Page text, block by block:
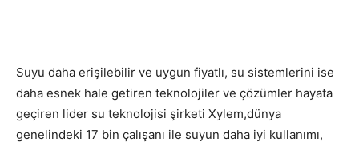
Suyu daha erişilebilir ve uygun fiyatlı, su sistemlerini ise
daha esnek hale getiren teknolojiler ve çözümler hayata
geçiren lider su teknolojisi şirketi Xylem,dünya
genelindeki 17 bin çalışanı ile suyun daha iyi kullanımı,